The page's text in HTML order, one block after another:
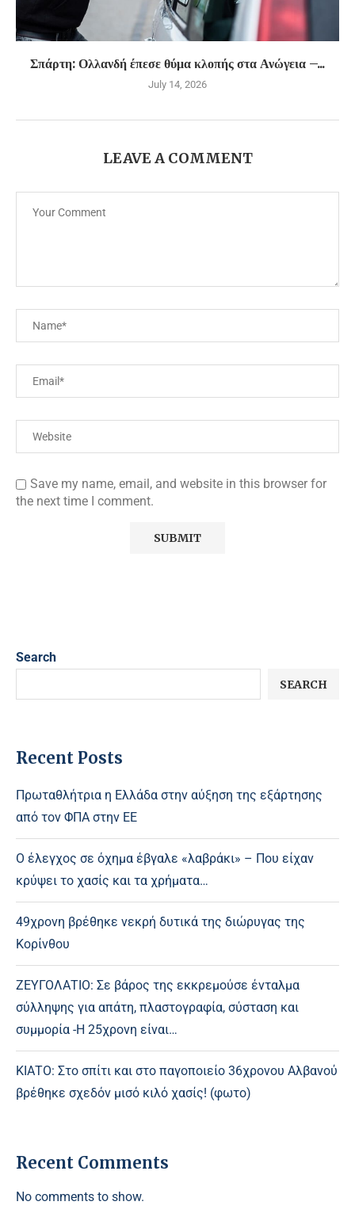
Σπάρτη: Ολλανδή έπεσε θύμα κλοπής στα Ανώγεια –...
July 14, 2026
LEAVE A COMMENT
Save my name, email, and website in this browser for
the next time I comment.
Search
SEARCH
Recent Posts
Πρωταθλήτρια η Ελλάδα στην αύξηση της εξάρτησης
από τον ΦΠΑ στην ΕΕ
Ο έλεγχος σε όχημα έβγαλε «λαβράκι» – Που είχαν
κρύψει το χασίς και τα χρήματα…
49χρονη βρέθηκε νεκρή δυτικά της διώρυγας της
Κορίνθου
ΖΕΥΓΟΛΑΤΙΟ: Σε βάρος της εκκρεμούσε ένταλμα
σύλληψης για απάτη, πλαστογραφία, σύσταση και
συμμορία -Η 25χρονη είναι…
ΚΙΑΤΟ: Στο σπίτι και στο παγοποιείο 36χρονου Αλβανού
βρέθηκε σχεδόν μισό κιλό χασίς! (φωτο)
Recent Comments
No comments to show.